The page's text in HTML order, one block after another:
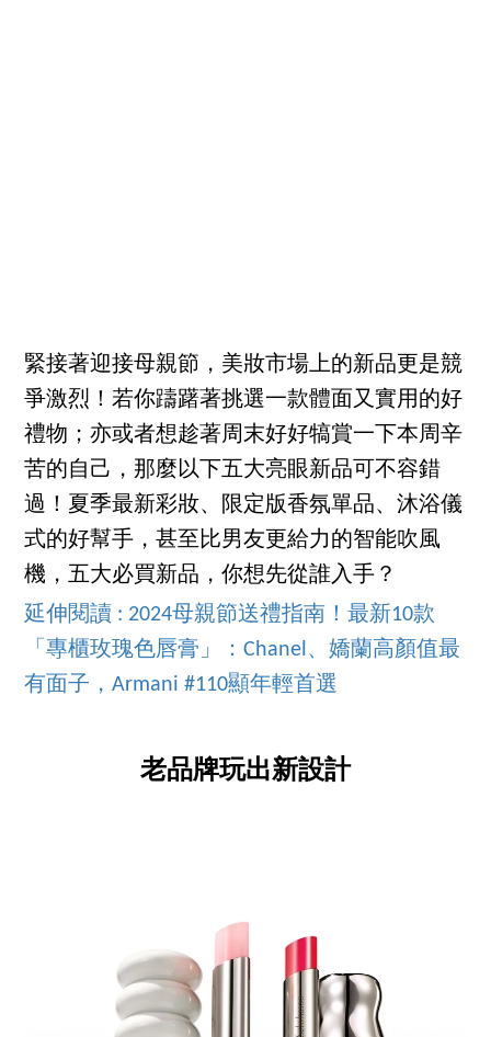
緊接著迎接母親節，美妝市場上的新品更是競
爭激烈！若你躊躇著挑選一款體面又實用的好
禮物；亦或者想趁著周末好好犒賞一下本周辛
苦的自己，那麼以下五大亮眼新品可不容錯
過！夏季最新彩妝、限定版香氛單品、沐浴儀
式的好幫手，甚至比男友更給力的智能吹風
機，五大必買新品，你想先從誰入手？
延伸閱讀 : 2024母親節送禮指南！最新10款
「專櫃玫瑰色唇膏」：Chanel、嬌蘭高顏值最
有面子，Armani #110顯年輕首選
老品牌玩出新設計